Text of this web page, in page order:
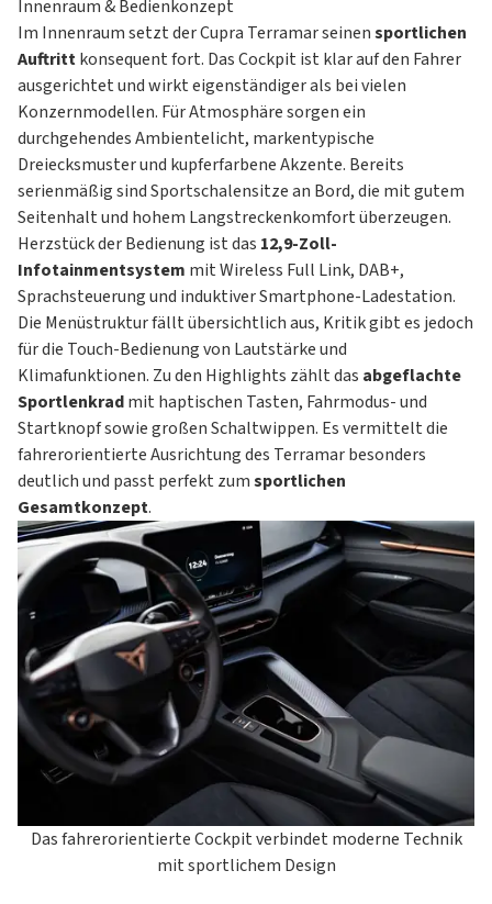
Innenraum & Bedienkonzept
Im Innenraum setzt der Cupra Terramar seinensportlichen
Auftrittkonsequent fort. Das Cockpit ist klar auf den Fahrer
ausgerichtet und wirkt eigenständiger als bei vielen
Konzernmodellen. Für Atmosphäre sorgen ein
durchgehendes Ambientelicht, markentypische
Dreiecksmuster und kupferfarbene Akzente. Bereits
serienmäßig sind Sportschalensitze an Bord, die mit gutem
Seitenhalt und hohem Langstreckenkomfort überzeugen.
Herzstück der Bedienung ist das 12,9-Zoll-
Infotainmentsystem mit Wireless Full Link, DAB+,
Sprachsteuerung und induktiver Smartphone-Ladestation.
Die Menüstruktur fällt übersichtlich aus, Kritik gibt es jedoch
für die Touch-Bedienung von Lautstärke und
Klimafunktionen. Zu den Highlights zählt das abgeflachte
Sportlenkradmit haptischen Tasten, Fahrmodus- und
Startknopf sowie großen Schaltwippen. Es vermittelt die
fahrerorientierte Ausrichtung des Terramar besonders
deutlich und passt perfekt zumsportlichen
Gesamtkonzept.
Das fahrerorientierte Cockpit verbindet moderne Technik
mit sportlichem Design